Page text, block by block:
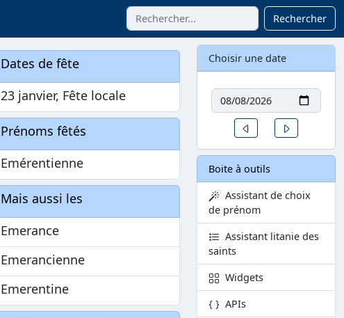
Rechercher
Dates de fête
23 janvier, Fête locale
Prénoms fêtés
Emérentienne
Mais aussi les
Emerance
Emerancienne
Emerentine
Choisir une date
Date
Un jour avant
Boite à outils
Assistant de choix
de prénom
Assistant litanie des
saints
Widgets
APIs